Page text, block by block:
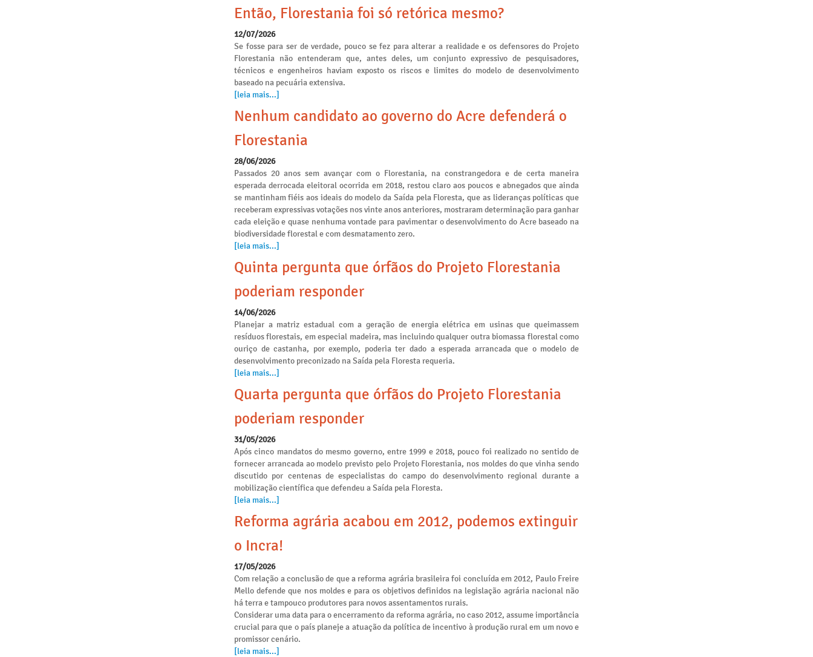
Então, Florestania foi só retórica mesmo?
12/07/2026
Se fosse para ser de verdade, pouco se fez para alterar a realidade e os defensores do Projeto
Florestania não entenderam que, antes deles, um conjunto expressivo de pesquisadores,
técnicos e engenheiros haviam exposto os riscos e limites do modelo de desenvolvimento
baseado na pecuária extensiva.
[leia mais...]
Nenhum candidato ao governo do Acre defenderá o
Florestania
28/06/2026
Passados 20 anos sem avançar com o Florestania, na constrangedora e de certa maneira
esperada derrocada eleitoral ocorrida em 2018, restou claro aos poucos e abnegados que ainda
se mantinham fiéis aos ideais do modelo da Saída pela Floresta, que as lideranças políticas que
receberam expressivas votações nos vinte anos anteriores, mostraram determinação para ganhar
cada eleição e quase nenhuma vontade para pavimentar o desenvolvimento do Acre baseado na
biodiversidade florestal e com desmatamento zero.
[leia mais...]
Quinta pergunta que órfãos do Projeto Florestania
poderiam responder
14/06/2026
Planejar a matriz estadual com a geração de energia elétrica em usinas que queimassem
resíduos florestais, em especial madeira, mas incluindo qualquer outra biomassa florestal como
ouriço de castanha, por exemplo, poderia ter dado a esperada arrancada que o modelo de
desenvolvimento preconizado na Saída pela Floresta requeria.
[leia mais...]
Quarta pergunta que órfãos do Projeto Florestania
poderiam responder
31/05/2026
Após cinco mandatos do mesmo governo, entre 1999 e 2018, pouco foi realizado no sentido de
fornecer arrancada ao modelo previsto pelo Projeto Florestania, nos moldes do que vinha sendo
discutido por centenas de especialistas do campo do desenvolvimento regional durante a
mobilização científica que defendeu a Saída pela Floresta.
[leia mais...]
Reforma agrária acabou em 2012, podemos extinguir
o Incra!
17/05/2026
Com relação a conclusão de que a reforma agrária brasileira foi concluída em 2012, Paulo Freire
Mello defende que nos moldes e para os objetivos definidos na legislação agrária nacional não
há terra e tampouco produtores para novos assentamentos rurais.
Considerar uma data para o encerramento da reforma agrária, no caso 2012, assume importância
crucial para que o país planeje a atuação da política de incentivo à produção rural em um novo e
promissor cenário.
[leia mais...]